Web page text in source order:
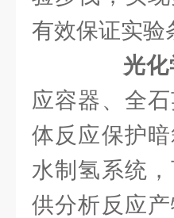
有效保证实验
光
应容器、全
体反应保护
水制氢系统
供分析反应